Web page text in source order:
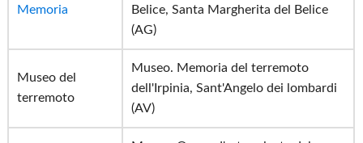
Memoria
Belice, Santa Margherita del Belice
(AG)
Museo del
terremoto
Museo. Memoria del terremoto
dell'Irpinia, Sant'Angelo dei lombardi
(AV)